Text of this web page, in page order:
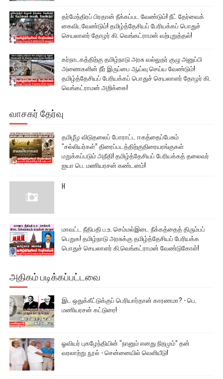
தர்மேந்திரப் பிரதான் நீக்கப்பட வேண்டும்! நீட் தேர்வைக்
கைவிடவேண்டும்! தமிழ்த்தேசியப் பேரியக்கப் பொதுச்
செயலாளர் தோழர் கி. வெங்கட்ராமன் வற்புறுத்தல்!
கர்நாடகத்திற்கு தமிழ்நாடு அரசு வல்லுநர் குழு அனுப்பி
அணைகளின் நீர் இருப்பை ஆய்வு செய்ய வேண்டும்!
தமிழ்த்தேசியப் பேரியக்கப் பொதுச் செயலாளர் தோழர் கி.
வெங்கட்ராமன் அறிக்கை!
வாசகர் தேர்வு
தமிழீழ விடுதலைப் போராட்ட ஈகத்தைப்பேசும்
“சல்லியர்கள்” திரைப்படத்திற்குதிரையரங்குகள்
மறுக்கப்படும் அநீதி! தமிழ்த்தேசியப் பேரியக்கத் தலைவர்
ஐயா பெ. மணியரசன் கண்டனம்!
H
மாவட்ட நீதிபதி ப.உ. செம்மல்இடை நீக்கத்தைத் திரும்பப்
பெறுக! தமிழ்நாடு அரசுக்கு தமிழ்த்தேசியப் பேரியக்க
பொதுச் செயலாளர் கி.வெங்கட்ராமன் வேண்டுகோள்!
அதிகம் படிக்கப்பட்டவை
இட ஒதுக்கீட்டுக்குப் பெரியார்தான் காரணமா? - பெ.
மணியரசன் கட்டுரை!
ஓவியர் புகழேந்தியின் “நானும் எனது நிறமும்” தன்
வரலாற்று நூல் - சென்னையில் வெளியீடு!